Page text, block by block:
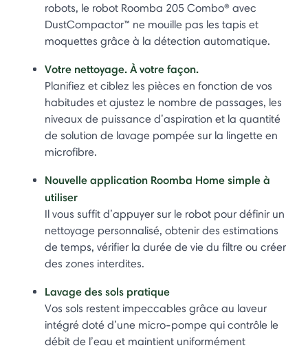
robots, le robot Roomba 205 Combo® avec
DustCompactor™ ne mouille pas les tapis et
moquettes grâce à la détection automatique.
Votre nettoyage. À votre façon.
Planifiez et ciblez les pièces en fonction de vos
habitudes et ajustez le nombre de passages, les
niveaux de puissance d’aspiration et la quantité
de solution de lavage pompée sur la lingette en
microfibre.
Nouvelle application Roomba Home simple à
utiliser
Il vous suffit d’appuyer sur le robot pour définir un
nettoyage personnalisé, obtenir des estimations
de temps, vérifier la durée de vie du filtre ou créer
des zones interdites.
Lavage des sols pratique
Vos sols restent impeccables grâce au laveur
intégré doté d’une micro-pompe qui contrôle le
débit de l’eau et maintient uniformément